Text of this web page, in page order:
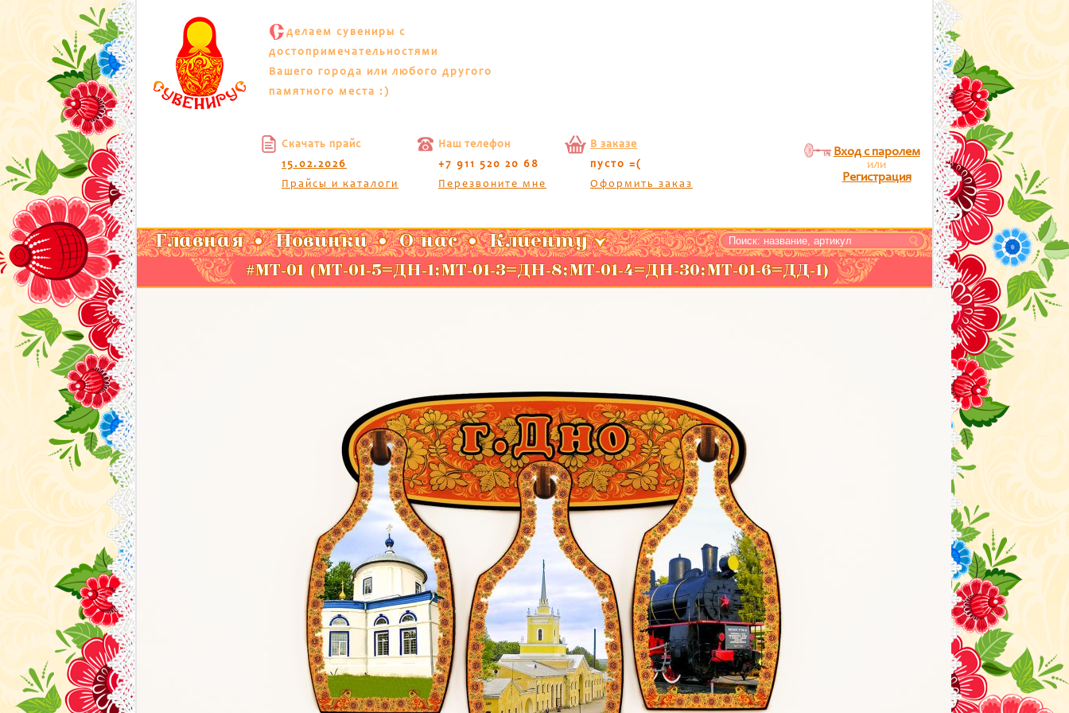
С делаем сувениры с
достопримечательностями
Вашего города или любого другого
памятного места :)
Скачать прайс
15.02.2026
Прайсы и каталоги
Наш телефон
+7 911 520 20 68
Перезвоните мне
В заказе
пусто =(
Оформить заказ
Вход с паролем
или
Регистрация
Главная Новинки О нас Клиенту
#МТ-01 (МТ-01-5=ДН-1;МТ-01-3=ДН-8;МТ-01-4=ДН-30;МТ-01-6=ДД-1)